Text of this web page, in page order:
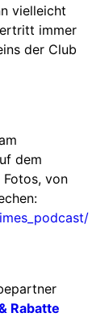
vielleicht
immer
der Club
dem
von
Rabatte